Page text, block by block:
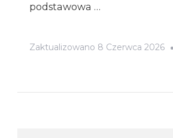
podstawowa …
Zaktualizowano 8 Czerwca 2026